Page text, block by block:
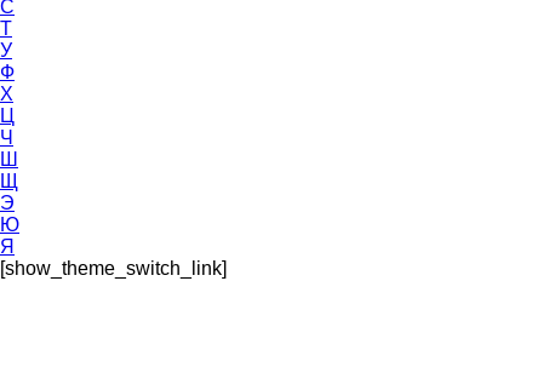
С
Т
У
Ф
Х
Ц
Ч
Ш
Щ
Э
Ю
Я
[show_theme_switch_link]